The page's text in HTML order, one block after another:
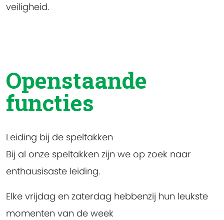
veiligheid.
Openstaande
functies
Leiding bij de speltakken
Bij al onze speltakken zijn we op zoek naar
enthausisaste leiding.
Elke vrijdag en zaterdag hebbenzij hun leukste
momenten van de week